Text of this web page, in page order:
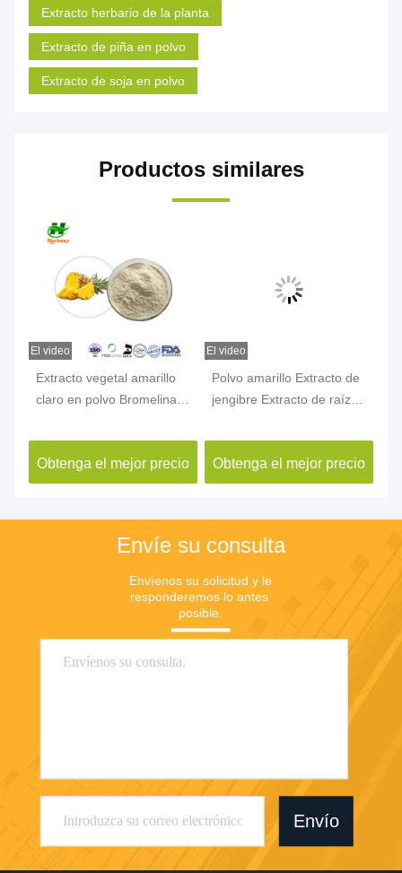
Extracto herbario de la planta
Extracto de piña en polvo
Extracto de soja en polvo
Productos similares
El video
Extracto vegetal amarillo
claro en polvo Bromelina
de piña en polvo
Obtenga el mejor precio
El video
Polvo amarillo Extracto de
jengibre Extracto de raíz
84696-15-1
Obtenga el mejor precio
Envíe su consulta
Envíenos su solicitud y le
responderemos lo antes
posible.
Envío